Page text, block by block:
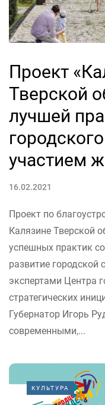
Проект
Тверской
лучшей
участием
16.02.2021
Проект по
Калязине Тверской
успешных практик
развитие городской
экспертами Центра
стратегических
Губернатор Игорь
современными,...
КУЛЬТУРА